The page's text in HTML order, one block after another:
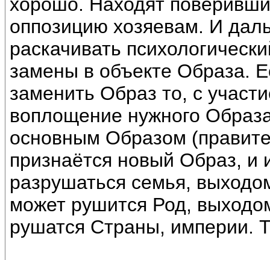
хорошо. Находят
оппозицию хозяевам. И
раскачивать
замены в объекте Образа.
заменить Образ то, с
воплощение нужного
основным Образом
признаётся новый Образ, и
разрушаться семья,
может рушится Род,
рушатся Страны, империи.